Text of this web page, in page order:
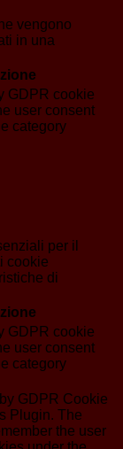
vengono
in una
GDPR cookie
user consent
category
per il
cookie
di
GDPR cookie
user consent
category
GDPR Cookie
Plugin. The
the user